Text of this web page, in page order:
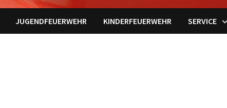
JUGENDFEUERWEHR KINDERFEUERWEHR SERVICE